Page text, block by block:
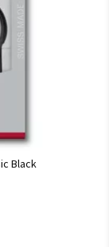
Black